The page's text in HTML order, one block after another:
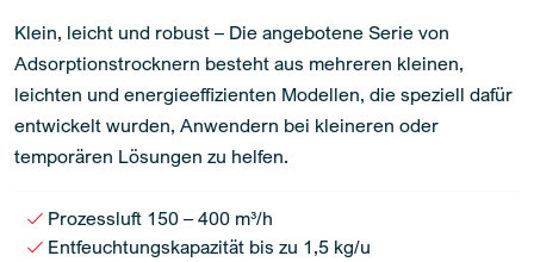
Klein, leicht und robust – Die angebotene Serie von
Adsorptionstrocknern besteht aus mehreren kleinen,
leichten und energieeffizienten Modellen, die speziell dafür
entwickelt wurden, Anwendern bei kleineren oder
temporären Lösungen zu helfen.
Prozessluft 150 – 400 m³/h
Entfeuchtungskapazität bis zu 1,5 kg/u